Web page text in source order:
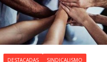
DESTACADAS SINDICALISMO